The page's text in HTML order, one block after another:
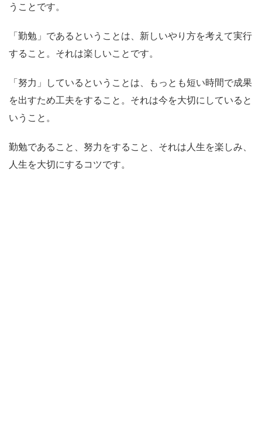
うことです。
「勤勉」であるということは、新しいやり方を考えて実行
すること。それは楽しいことです。
「努力」しているということは、もっとも短い時間で成果
を出すため工夫をすること。それは今を大切にしていると
いうこと。
勤勉であること、努力をすること、それは人生を楽しみ、
人生を大切にするコツです。